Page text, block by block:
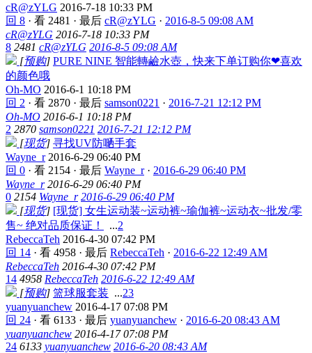
cR@zYLG 2016-7-18 10:33 PM
回 8 · 看 2481 · 最后 cR@zYLG · 2016-8-5 09:08 AM
cR@zYLG 2016-7-18 10:33 PM
8 2481 cR@zYLG 2016-8-5 09:08 AM
[预购] PURE NINE 智能轉鹼水壺，快来下单订购你❤喜欢
的颜色哦
Oh-MO 2016-6-1 10:18 PM
回 2 · 看 2870 · 最后 samson0221 · 2016-7-21 12:12 PM
Oh-MO 2016-6-1 10:18 PM
2 2870 samson0221 2016-7-21 12:12 PM
[现货] 寻找UV防嗮手套
Wayne_r 2016-6-29 06:40 PM
回 0 · 看 2154 · 最后 Wayne_r· 2016-6-29 06:40 PM
Wayne_r 2016-6-29 06:40 PM
0 2154 Wayne_r 2016-6-29 06:40 PM
[现货] [现货] 女生运动装~运动裤~瑜伽裤~运动衣~批发/零
售~ 绝对品质保证！
...2
RebeccaTeh 2016-4-30 07:42 PM
回 14 · 看 4958 · 最后 RebeccaTeh · 2016-6-22 12:49 AM
RebeccaTeh 2016-4-30 07:42 PM
14 4958 RebeccaTeh 2016-6-22 12:49 AM
[预购] 篮球服套装 ...23
yuanyuanchew 2016-4-17 07:08 PM
回 24 · 看 6133 · 最后 yuanyuanchew · 2016-6-20 08:43 AM
yuanyuanchew 2016-4-17 07:08 PM
24 6133 yuanyuanchew 2016-6-20 08:43 AM